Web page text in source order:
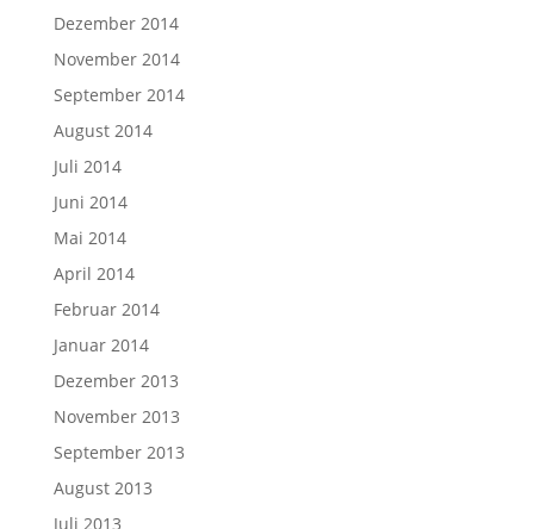
Dezember 2014
November 2014
September 2014
August 2014
Juli 2014
Juni 2014
Mai 2014
April 2014
Februar 2014
Januar 2014
Dezember 2013
November 2013
September 2013
August 2013
Juli 2013